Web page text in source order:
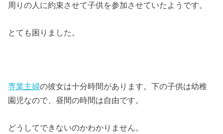
周りの人に約束させて子供を参加させていたようです。
とても困りました。
専業主婦の彼女は十分時間があります。下の子供は幼稚
園児なので、昼間の時間は自由です。
どうしてできないのかわかりません。